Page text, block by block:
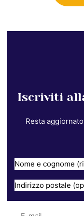
Iscriviti
Resta